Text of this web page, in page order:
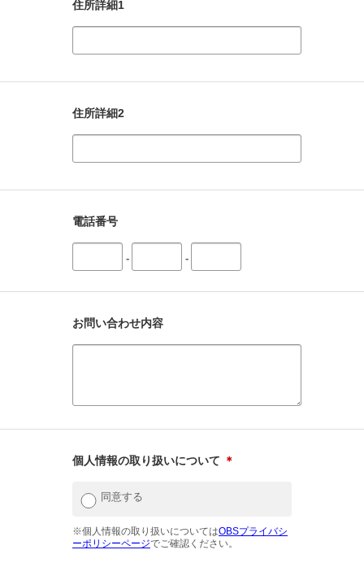
住所詳細1
住所詳細2
電話番号
- -
お問い合わせ内容
個人情報の取り扱いについて ＊
同意する
※個人情報の取り扱いについてはOBSプライバシ
ーポリシーページでご確認ください。